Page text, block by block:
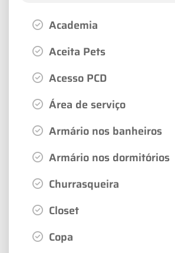
Academia
Aceita Pets
Acesso PCD
Área de serviço
Armário nos banheiros
Armário nos dormitórios
Churrasqueira
Closet
Copa